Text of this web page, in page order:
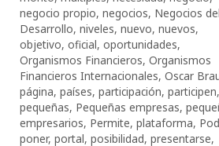
negocio propio, negocios, Negocios del
Desarrollo, niveles, nuevo, nuevos,
objetivo, oficial, oportunidades,
Organismos Financieros, Organismos
Financieros Internacionales, Oscar
página, países, participación, participen,
pequeñas, Pequeñas empresas,
empresarios, Permite, plataforma,
poner, portal, posibilidad, presentarse,